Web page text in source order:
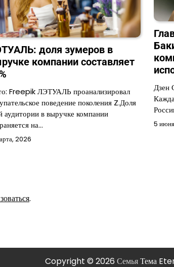
доля зумеров в
компании составляет
Freepik ЛЭТУАЛЬ проанализировал
поведение поколения Z.Доля
аудитории в выручке компании
на…
2026
5
.
Copyright © 2026 СемьяТема